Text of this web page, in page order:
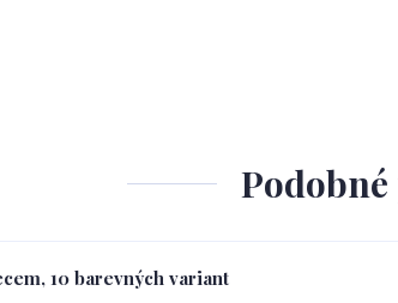
10 barevných variant